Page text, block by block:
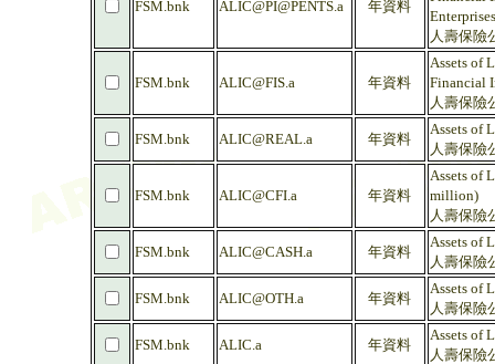
FSM.bnk ALIC@PI@PENTS.a 年資料
人壽保險
FSM.bnk ALIC@FIS.a 年資料
Assets of
Financial
人壽保險
FSM.bnk ALIC@REAL.a 年資料
Assets of
人壽保險
FSM.bnk ALIC@CFI.a 年資料
Assets of
million)
人壽保險
FSM.bnk ALIC@CASH.a 年資料
Assets of
人壽保險
FSM.bnk ALIC@OTH.a 年資料
Assets of
人壽保險
FSM.bnk ALIC.a 年資料
Assets of
人壽保險